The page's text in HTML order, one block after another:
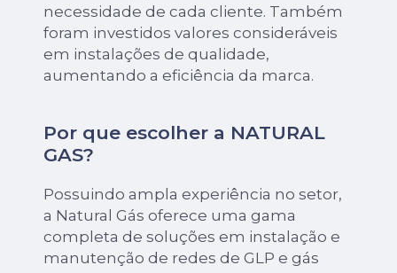
necessidade de cada cliente. Também
foram investidos valores consideráveis
em instalações de qualidade,
aumentando a eficiência da marca.
Por que escolher a NATURAL
GAS?
Possuindo ampla experiência no setor,
a Natural Gás oferece uma gama
completa de soluções em instalação e
manutenção de redes de GLP e gás